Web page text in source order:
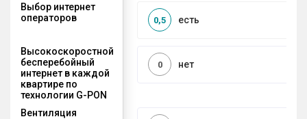
Выбор интернет
операторов
есть
0,5
Высокоскоростной
бесперебойный
интернет в каждой
квартире по
технологии G-PON
нет
0
Вентиляция